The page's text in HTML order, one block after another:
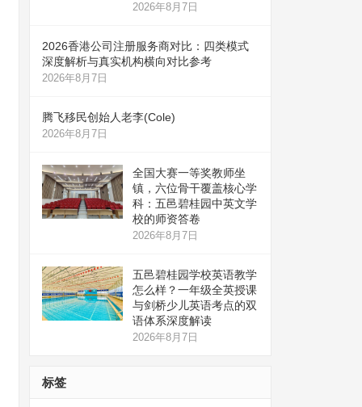
2026年8月7日
2026香港公司注册服务商对比：四类模式
深度解析与真实机构横向对比参考
2026年8月7日
腾飞移民创始人老李(Cole)
2026年8月7日
全国大赛一等奖教师坐
镇，六位骨干覆盖核心学
科：五邑碧桂园中英文学
校的师资答卷
2026年8月7日
五邑碧桂园学校英语教学
怎么样？一年级全英授课
与剑桥少儿英语考点的双
语体系深度解读
2026年8月7日
标签